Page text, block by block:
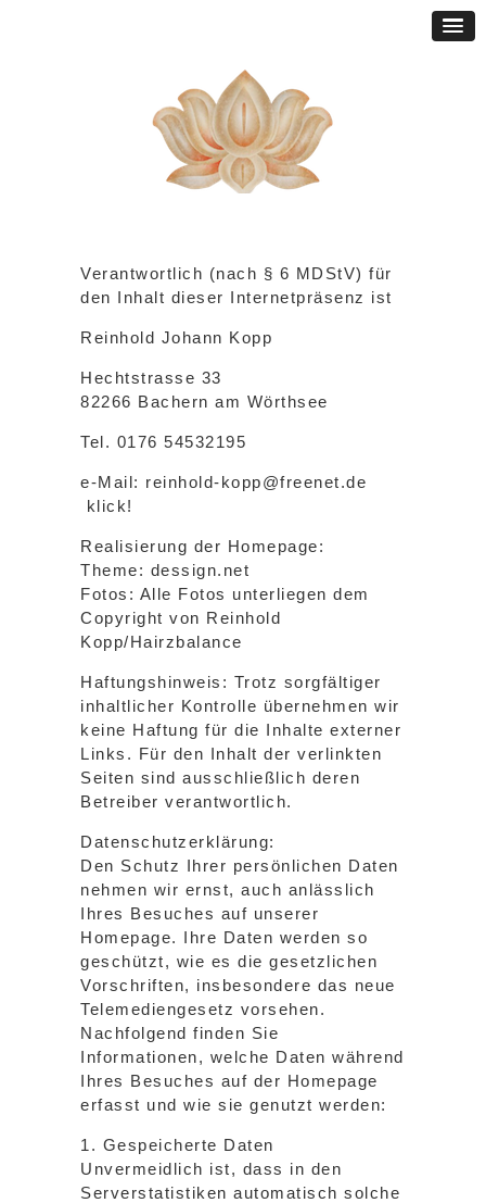
Verantwortlich (nach § 6 MDStV) für
den Inhalt dieser Internetpräsenz ist
Reinhold Johann Kopp
Hechtstrasse 33
82266 Bachern am Wörthsee
Tel. 0176 54532195
e-Mail: reinhold-kopp@freenet.de
klick!
Realisierung der Homepage:
Theme: dessign.net
Fotos: Alle Fotos unterliegen dem
Copyright von Reinhold
Kopp/Hairzbalance
Haftungshinweis: Trotz sorgfältiger
inhaltlicher Kontrolle übernehmen wir
keine Haftung für die Inhalte externer
Links. Für den Inhalt der verlinkten
Seiten sind ausschließlich deren
Betreiber verantwortlich.
Datenschutzerklärung:
Den Schutz Ihrer persönlichen Daten
nehmen wir ernst, auch anlässlich
Ihres Besuches auf unserer
Homepage. Ihre Daten werden so
geschützt, wie es die gesetzlichen
Vorschriften, insbesondere das neue
Telemediengesetz vorsehen.
Nachfolgend finden Sie
Informationen, welche Daten während
Ihres Besuches auf der Homepage
erfasst und wie sie genutzt werden:
1. Gespeicherte Daten
Unvermeidlich ist, dass in den
Serverstatistiken automatisch solche